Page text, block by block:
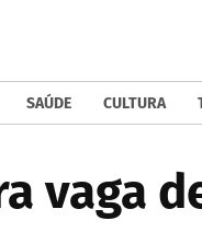
SAÚDE CULTURA
vaga